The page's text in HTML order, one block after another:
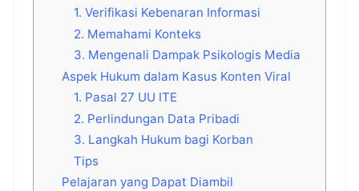
1. Verifikasi Kebenaran Informasi
2. Memahami Konteks
3. Mengenali Dampak Psikologis Media
Aspek Hukum dalam Kasus Konten Viral
1. Pasal 27 UU ITE
2. Perlindungan Data Pribadi
3. Langkah Hukum bagi Korban
Tips
Pelajaran yang Dapat Diambil